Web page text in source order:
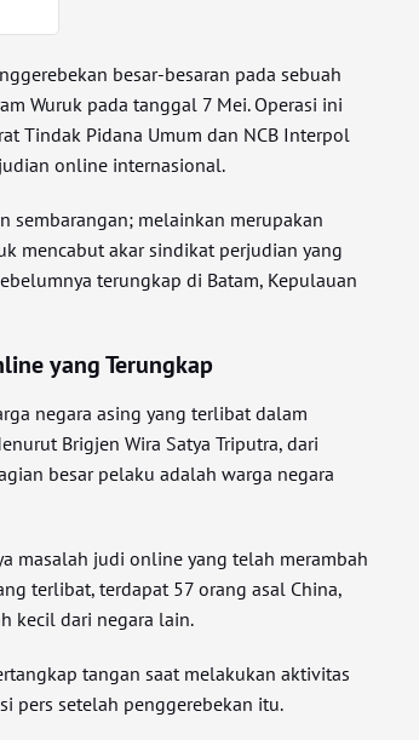
besar-besaran pada sebuah
Wuruk pada tanggal 7 Mei. Operasi ini
Tindak Pidana Umum dan NCB Interpol
online internasional.
sembarangan; melainkan merupakan
mencabut akar sindikat perjudian yang
terungkap di Batam, Kepulauan
yang Terungkap
negara asing yang terlibat dalam
Brigjen Wira Satya Triputra, dari
besar pelaku adalah warga negara
masalah judi online yang telah merambah
terlibat, terdapat 57 orang asal China,
kecil dari negara lain.
tangan saat melakukan aktivitas
pers setelah penggerebekan itu.